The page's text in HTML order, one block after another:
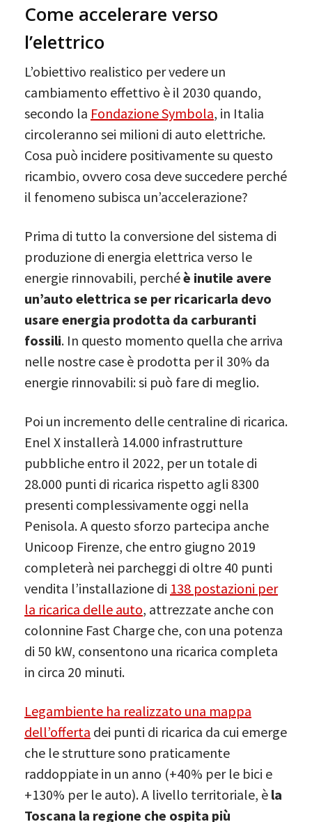
Come accelerare verso
l’elettrico
L’obiettivo realistico per vedere un
cambiamento effettivo è il 2030 quando,
secondo la Fondazione Symbola, in Italia
circoleranno sei milioni di auto elettriche.
Cosa può incidere positivamente su questo
ricambio, ovvero cosa deve succedere perché
il fenomeno subisca un’accelerazione?
Prima di tutto la conversione del sistema di
produzione di energia elettrica verso le
energie rinnovabili, perchéè inutile avere
un’auto elettrica se per ricaricarla devo
usare energia prodotta da carburanti
fossili. In questo momento quella che arriva
nelle nostre case è prodotta per il 30% da
energie rinnovabili: si può fare di meglio.
Poi un incremento delle centraline di ricarica.
Enel X installerà 14.000 infrastrutture
pubbliche entro il 2022, per un totale di
28.000 punti di ricarica rispetto agli 8300
presenti complessivamente oggi nella
Penisola. A questo sforzo partecipa anche
Unicoop Firenze, che entro giugno 2019
completerà nei parcheggi di oltre 40 punti
vendita l’installazione di 138 postazioni per
la ricarica delle auto, attrezzate anche con
colonnine Fast Charge che, con una potenza
di 50 kW, consentono una ricarica completa
in circa 20 minuti.
Legambiente ha realizzato una mappa
dell’offerta dei punti di ricarica da cui emerge
che le strutture sono praticamente
raddoppiate in un anno (+40% per le bici e
+130% per le auto). A livello territoriale, è la
Toscana la regione che ospita più